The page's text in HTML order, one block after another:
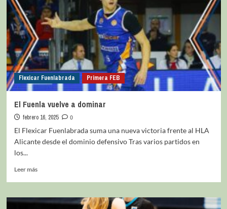
Flexicar Fuenlabrada Primera FEB
El Fuenla vuelve a dominar
febrero 16, 2025
0
El Flexicar Fuenlabrada suma una nueva victoria frente al HLA
Alicante desde el dominio defensivo Tras varios partidos en
los...
Leer más